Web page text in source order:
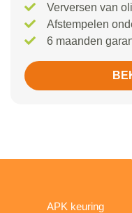
Verversen van
Afstempelen
6 maanden
APK keuring